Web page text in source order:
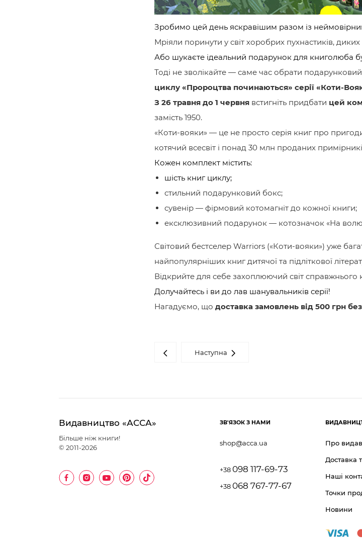
Зробимо цей день яскравішим разом із
Мріяли поринути у світ хоробрих пухнастиків,
Або шукаєте ідеальний подарунок для книголюба
Тоді не зволікайте — саме час обрати
циклу «Пророцтва починаються» серії «Коти-
З 26 травня до 1 червня встигніть придбати цей
замість 1950.
«Коти-вояки» — це не просто серія книг про
котячий всесвіт і понад 30 млн проданих
Кожен комплект містить:
шість книг циклу;
стильний подарунковий бокс;
сувенір — фірмовий котомагніт до кожної книги;
ексклюзивний подарунок — котозначок «На
Світовий бестселер Warriors («Коти-вояки») уже
найпопулярніших книг дитячої та підліткової
Відкрийте для себе захоплюючий світ справжнього
Долучайтесь і ви до лав шанувальників серії!
Нагадуємо, що доставка замовлень від 500 грн
Наступна
Видавництво «АССА»
Більше ніж книги!
© 2011-2026
ЗВ'ЯЗОК З НАМИ
shop@acca.ua
+38 098 117-69-73
+38 068 767-77-67
Про
Доставка
Наші
Точки
Новини